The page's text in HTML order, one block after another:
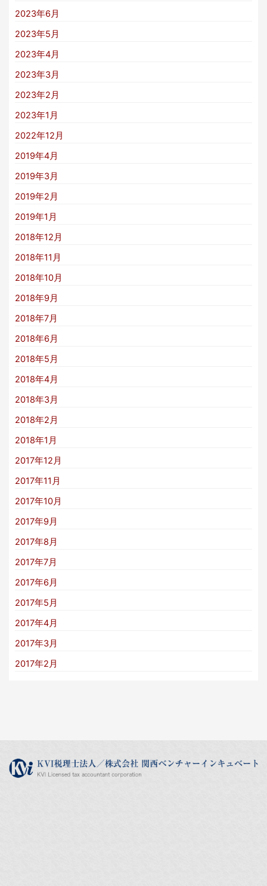
2023年6月
2023年5月
2023年4月
2023年3月
2023年2月
2023年1月
2022年12月
2019年4月
2019年3月
2019年2月
2019年1月
2018年12月
2018年11月
2018年10月
2018年9月
2018年7月
2018年6月
2018年5月
2018年4月
2018年3月
2018年2月
2018年1月
2017年12月
2017年11月
2017年10月
2017年9月
2017年8月
2017年7月
2017年6月
2017年5月
2017年4月
2017年3月
2017年2月